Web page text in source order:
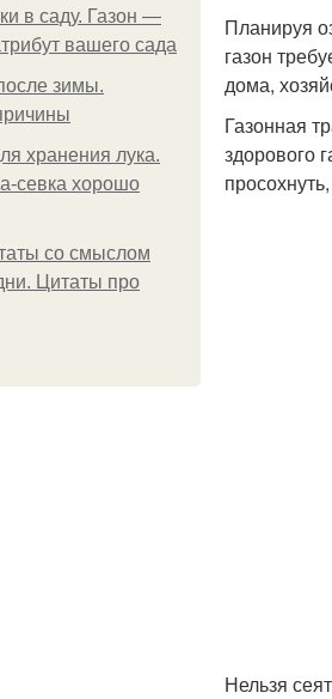
в саду. Газон —
вашего сада
зимы.
хранения лука.
севка хорошо
со смыслом
Цитаты про
Планируя
газон
дома,
Газонная
здорового
Нельзя